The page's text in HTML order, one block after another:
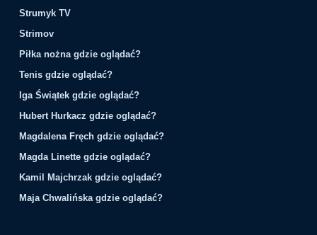
Strumyk TV
Strimov
Piłka nożna gdzie oglądać?
Tenis gdzie oglądać?
Iga Świątek gdzie oglądać?
Hubert Hurkacz gdzie oglądać?
Magdalena Fręch gdzie oglądać?
Magda Linette gdzie oglądać?
Kamil Majchrzak gdzie oglądać?
Maja Chwalińska gdzie oglądać?